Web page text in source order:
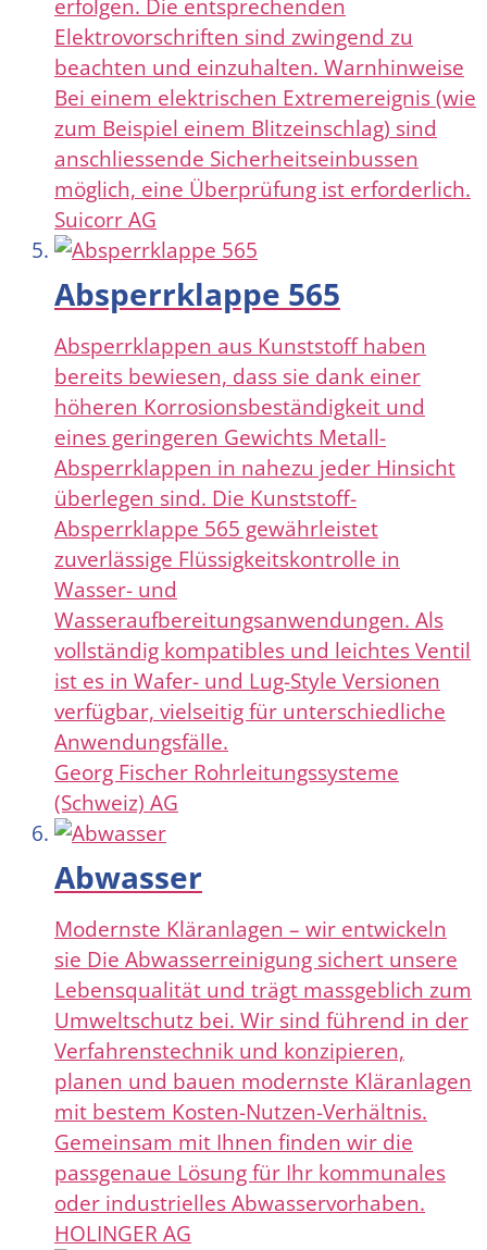
erfolgen. Die entsprechenden
Elektrovorschriften sind zwingend zu
beachten und einzuhalten. Warnhinweise
Bei einem elektrischen Extremereignis (wie
zum Beispiel einem Blitzeinschlag) sind
anschliessende Sicherheitseinbussen
möglich, eine Überprüfung ist erforderlich.
Suicorr AG
Absperrklappe 565
Absperrklappen aus Kunststoff haben
bereits bewiesen, dass sie dank einer
höheren Korrosionsbeständigkeit und
eines geringeren Gewichts Metall-
Absperrklappen in nahezu jeder Hinsicht
überlegen sind. Die Kunststoff-
Absperrklappe 565 gewährleistet
zuverlässige Flüssigkeitskontrolle in
Wasser- und
Wasseraufbereitungsanwendungen. Als
vollständig kompatibles und leichtes Ventil
ist es in Wafer- und Lug-Style Versionen
verfügbar, vielseitig für unterschiedliche
Anwendungsfälle.
Georg Fischer Rohrleitungssysteme
(Schweiz) AG
Abwasser
Modernste Kläranlagen – wir entwickeln
sie Die Abwasserreinigung sichert unsere
Lebensqualität und trägt massgeblich zum
Umweltschutz bei. Wir sind führend in der
Verfahrenstechnik und konzipieren,
planen und bauen modernste Kläranlagen
mit bestem Kosten-Nutzen-Verhältnis.
Gemeinsam mit Ihnen finden wir die
passgenaue Lösung für Ihr kommunales
oder industrielles Abwasservorhaben.
HOLINGER AG